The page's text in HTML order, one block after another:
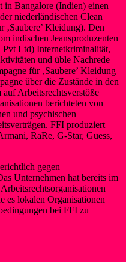
in Bangalore (Indien) einen
niederländischen Clean
‚Saubere’ Kleidung). Den
indischen Jeansproduzenten
Pvt Ltd) Internetkriminalität,
und üble Nachrede
für ‚Saubere’ Kleidung
über die Zustände in den
Arbeitsrechtsverstöße
berichteten von
und psychischen
FFI produziert
RaRe, G-Star, Guess,
gegen
Unternehmen hat bereits im
es lokalen Organisationen
bei FFI zu